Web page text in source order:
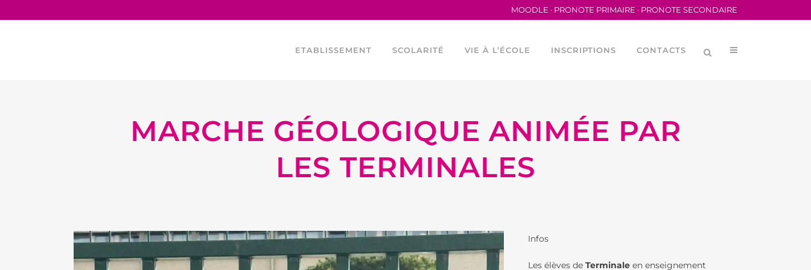
MOODLE · PRONOTE PRIMAIRE · PRONOTE SECONDAIRE
ETABLISSEMENT
TRAVAILLER AU LFB
ANCIENS ÉLÈVES
ÉGALITÉ FEMMES –
HOMMES
SCOLARITÉ
LA MATERNELLE
LES PARCOURS LINGUISTIQUES
FOURNITURES ÉLÉMENTAIRE
VIE À L’ÉCOLE
HORAIRES
PROGRAMME TEI
ASSOCIATION SPORTIVE SCOLAIRE
ASSOCIATIONS DES PARENTS
INSCRIPTIONS CONTACTS
MARCHE GÉOLOGIQUE ANIMÉE PAR
LES TERMINALES
Infos
Les élèves deTerminale en enseignement